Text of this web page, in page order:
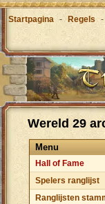
Startpagina - Regels -
Wereld 29
Menu
Hall of Fame
Spelers ranglijst
Ranglijsten